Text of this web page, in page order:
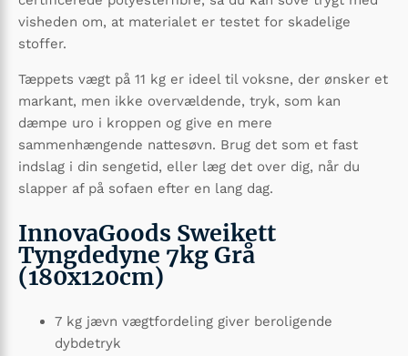
visheden om, at materialet er testet for skadelige
stoffer.
Tæppets vægt på 11 kg er ideel til voksne, der ønsker et
markant, men ikke overvældende, tryk, som kan
dæmpe uro i kroppen og give en mere
sammenhængende nattesøvn. Brug det som et fast
indslag i din sengetid, eller læg det over dig, når du
slapper af på sofaen efter en lang dag.
InnovaGoods Sweikett
Tyngdedyne 7kg Grå
(180x120cm)
7 kg jævn vægtfordeling giver beroligende
dybdetryk